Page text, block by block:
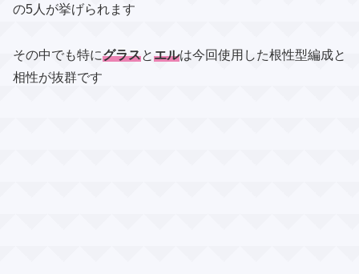
の5人が挙げられます
その中でも特にグラスとエルは今回使用した根性型編成と
相性が抜群です